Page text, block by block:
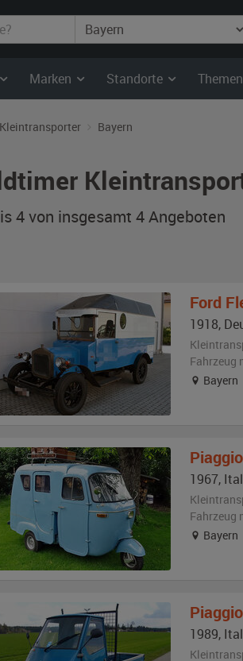
Marken Standorte Themen
Kleintransporter Bayern
4 von insgesamt 4Angeboten
Ford
1918,
Fahrzeug
Bayern
Piaggio
1967,
Fahrzeug
Bayern
Piaggio
1989,